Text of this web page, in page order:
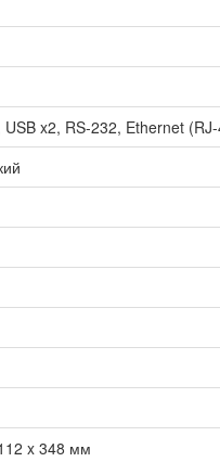
USB x2, RS-232, Ethernet
x 348 мм